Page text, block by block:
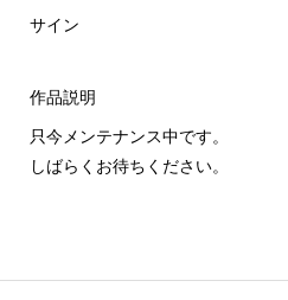
サイン
作品説明
只今メンテナンス中です。
しばらくお待ちください。